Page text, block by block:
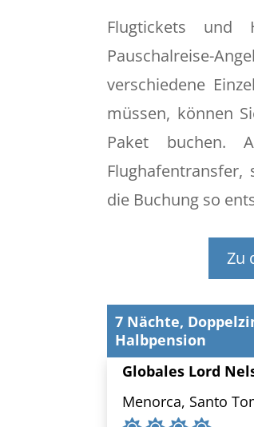
Flugtickets und
Pauschalreise-
verschiedene
müssen, können
Paket buchen.
die Buchung so
Zu
7 Nächte,
Halbpension
Globales Lord
Menorca, Santo